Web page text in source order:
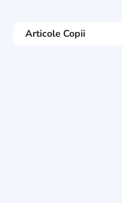
Articole Copii